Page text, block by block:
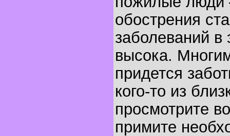
обострения
заболеваний в
высока.
придется
кого-то из
просмотрите
примите